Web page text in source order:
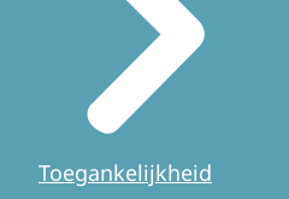
Toegankelijkheid